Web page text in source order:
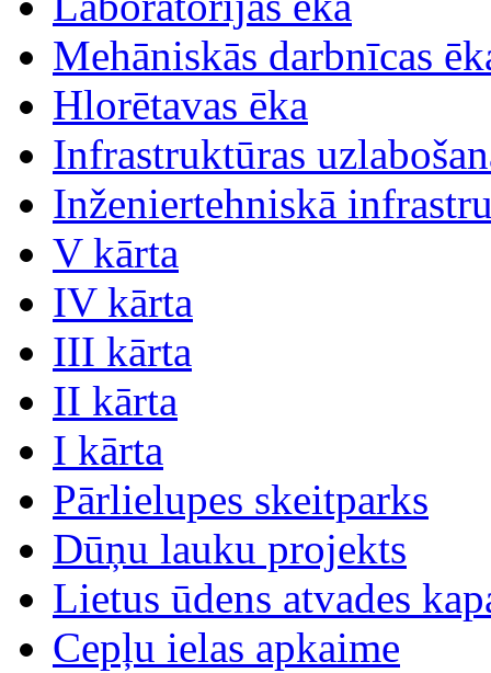
Mehāniskās darbnīcas
Hlorētavas ēka
Infrastruktūras
Inženiertehniskā
V kārta
IV kārta
III kārta
II kārta
I kārta
Pārlielupes skeitparks
Dūņu lauku projekts
Lietus ūdens atvades
Cepļu ielas apkaime